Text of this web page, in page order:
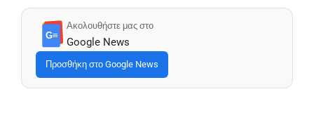
G≡
Ακολουθήστε μας στο
Google News
Προσθήκη στο Google News